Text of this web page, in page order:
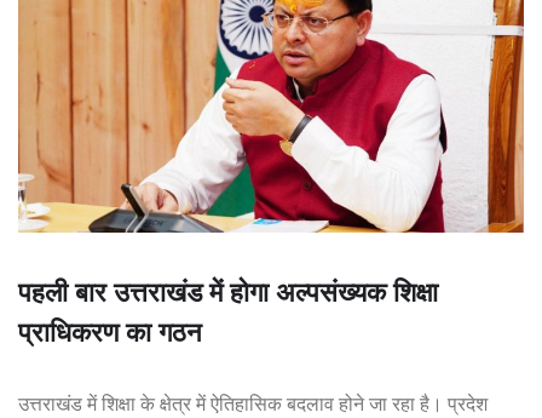
पहली बार उत्तराखंड में होगा अल्पसंख्यक शिक्षा
प्राधिकरण का गठन
उत्तराखंड में शिक्षा के क्षेत्र में ऐतिहासिक बदलाव होने जा रहा है। प्रदेश